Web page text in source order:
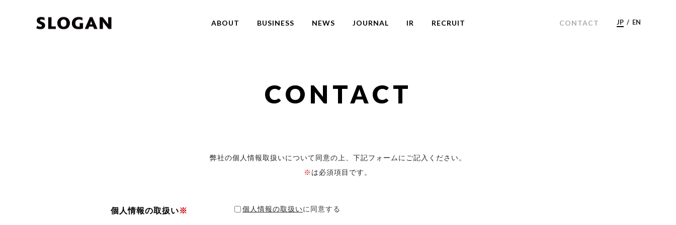
ABOUT BUSINESS NEWS JOURNAL IR RECRUIT CONTACT JP / EN
CONTACT
弊社の個人情報取扱いについて同意の上、 下記フォームにご記入ください。
※ は必須項目です。
個人情報の取扱い※ 個人情報の取扱いに同意する